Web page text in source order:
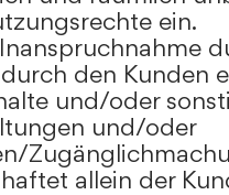
ein.
den Kunden
und/oder
und/oder
allein der